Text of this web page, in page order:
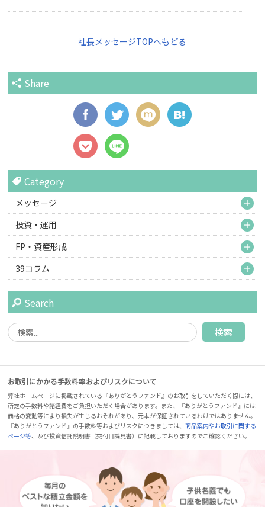
｜社長メッセージTOPへもどる ｜
Share
Category
メッセージ
投資・運用
FP・資産形成
39コラム
Search
お取引にかかる手数料率およびリスクについて
弊社ホームページに掲載されている『ありがとうファンド』のお取引をしていただく際には、
所定の手数料や諸経費をご負担いただく場合があります。また、『ありがとうファンド』には
価格の変動等により損失が生じるおそれがあり、元本が保証されているわけではありません。
『ありがとうファンド』の手数料等およびリスクにつきましては、商品案内やお取引に関する
ページ等、及び投資信託説明書（交付目論見書）に記載しておりますのでご確認ください。